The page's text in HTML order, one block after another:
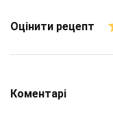
Оцінити рецепт
Коментарі